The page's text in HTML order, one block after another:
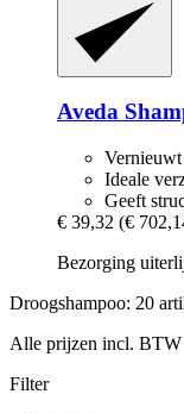
Aveda
Ideale
Geeft
€ 39,32 (€
Bezorging
Droogshampoo: 20
Alle prijzen incl. BTW
Filter